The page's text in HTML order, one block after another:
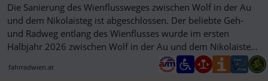
Die Sanierung des Wienflussweges zwischen Wolf in der Au
und dem Nikolaisteg ist abgeschlossen. Der beliebte Geh-
und Radweg entlang des Wienflusses wurde im ersten
Halbjahr 2026 zwischen Wolf in der Au und dem Nikolaisteg
fahrradwien.at